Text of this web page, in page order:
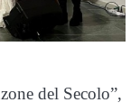
del Secolo”,